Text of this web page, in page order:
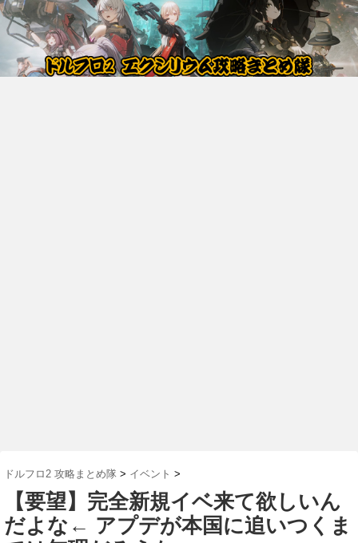
ドルフロ2 攻略まとめ隊 > イベント >
【要望】完全新規イベ来て欲しいん
だよな← アプデが本国に追いつくま